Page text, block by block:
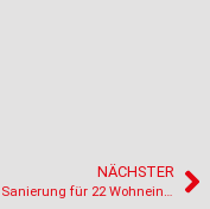
NÄCHSTER
Start der Sanierung für 22 Wohneinheiten